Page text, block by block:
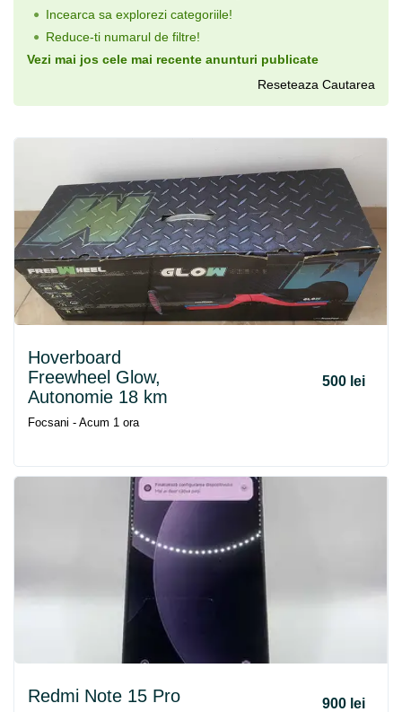
Incearca sa explorezi categoriile!
Reduce-ti numarul de filtre!
Vezi mai jos cele mai recente anunturi publicate
Reseteaza Cautarea
Hoverboard
Freewheel Glow,
Autonomie 18 km
500 lei
Focsani - Acum 1 ora
Redmi Note 15 Pro 900 lei